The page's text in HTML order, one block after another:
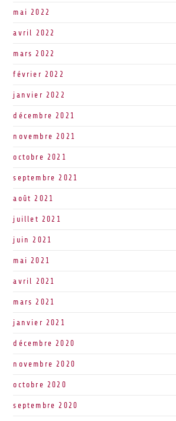
mai 2022
avril 2022
mars 2022
février 2022
janvier 2022
décembre 2021
novembre 2021
octobre 2021
septembre 2021
août 2021
juillet 2021
juin 2021
mai 2021
avril 2021
mars 2021
janvier 2021
décembre 2020
novembre 2020
octobre 2020
septembre 2020